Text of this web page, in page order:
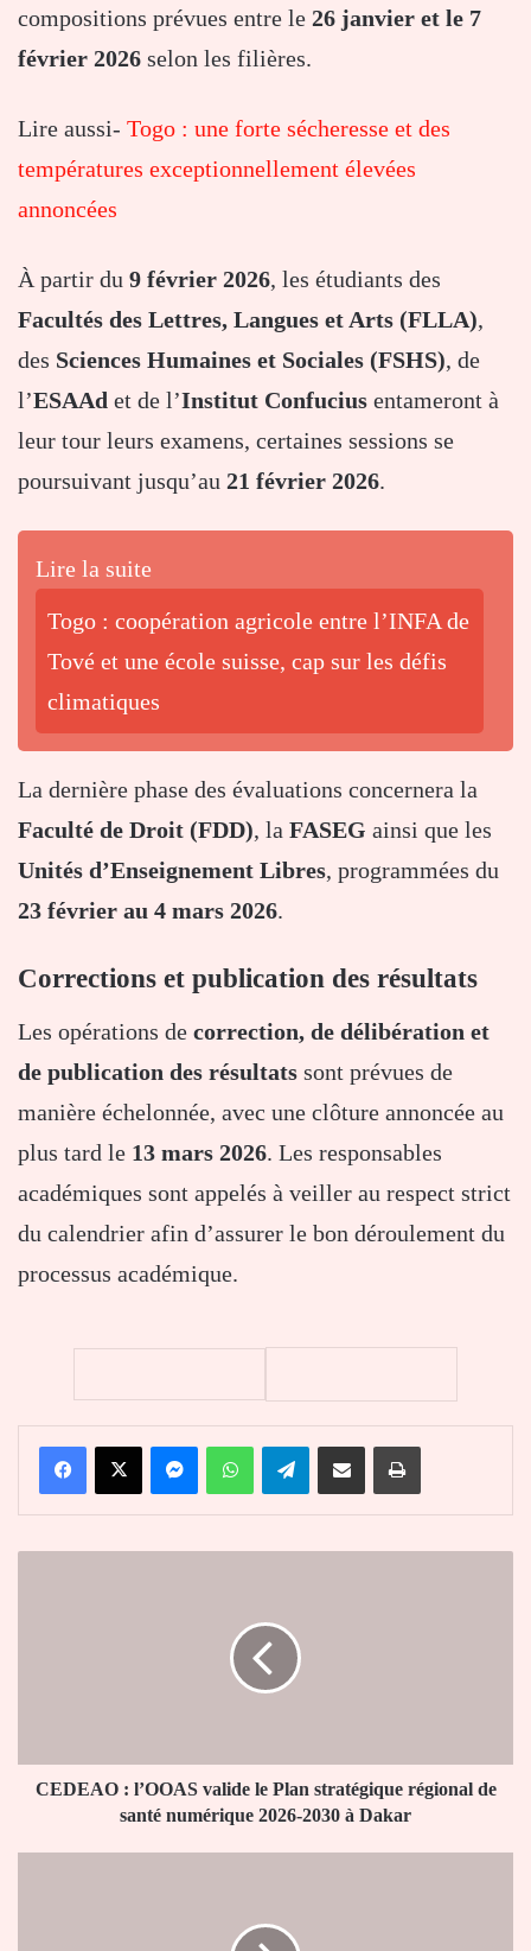
compositions prévues entre le 26 janvier et le 7
février 2026 selon les filières.
Lire aussi- Togo : une forte sécheresse et des
températures exceptionnellement élevées
annoncées
À partir du 9 février 2026, les étudiants des
Facultés des Lettres, Langues et Arts (FLLA),
des Sciences Humaines et Sociales (FSHS), de
l’ESAAd et de l’Institut Confucius entameront à
leur tour leurs examens, certaines sessions se
poursuivant jusqu’au 21 février 2026.
Lire la suite
Togo : coopération agricole entre l’INFA de
Tové et une école suisse, cap sur les défis
climatiques
La dernière phase des évaluations concernera la
Faculté de Droit (FDD), la FASEG ainsi que les
Unités d’Enseignement Libres, programmées du
23 février au 4 mars 2026.
Corrections et publication des résultats
Les opérations de correction, de délibération et
de publication des résultats sont prévues de
manière échelonnée, avec une clôture annoncée au
plus tard le 13 mars 2026. Les responsables
académiques sont appelés à veiller au respect strict
du calendrier afin d’assurer le bon déroulement du
processus académique.
FacebookX MessengerWhatsAppTelegramPartager par email Imprimer
de
santéCEDEAO : l’OOAS valide le Plan stratégique régional de
santé numérique 2026-2030 à Dakar